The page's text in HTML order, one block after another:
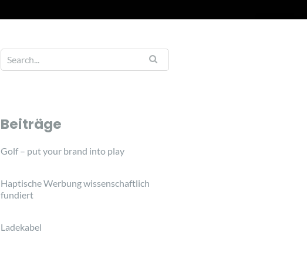
Beiträge
Golf – put your brand into play
Haptische Werbung wissenschaftlich
fundiert
Ladekabel